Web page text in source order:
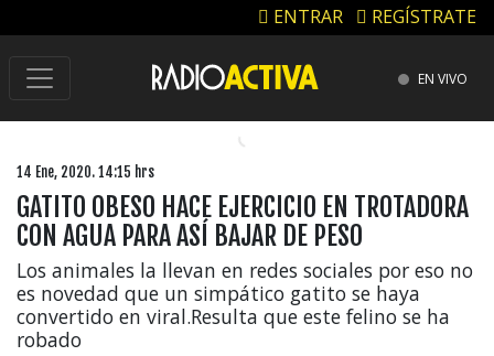
ENTRAR REGÍSTRATE
EN VIVO
14 Ene, 2020. 14:15 hrs
GATITO OBESO HACE EJERCICIO EN TROTADORA
CON AGUA PARA ASÍ BAJAR DE PESO
Los animales la llevan en redes sociales por eso no
es novedad que un simpático gatito se haya
convertido en viral.Resulta que este felino se ha
robado